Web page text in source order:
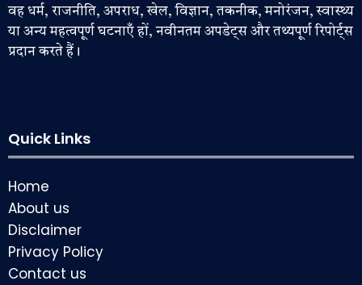
वह धर्म, राजनीति, अपराध, खेल, विज्ञान, तकनीक, मनोरंजन, स्वास्थ्य
या अन्य महत्वपूर्ण घटनाएँ हों, नवीनतम अपडेट्स और तथ्यपूर्ण रिपोर्ट्स
प्रदान करते हैं।
Quick Links
Home
About us
Disclaimer
Privacy Policy
Contact us